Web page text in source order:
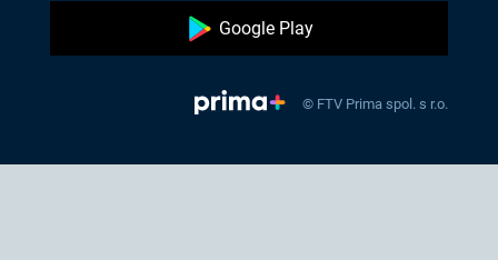
Google Play
© FTV Prima spol. s r.o.